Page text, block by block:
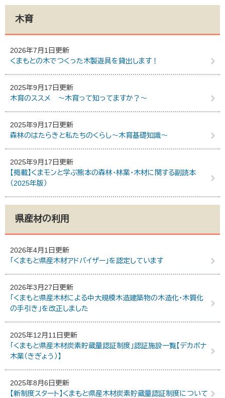
木育
2026年7月1日更新
くまもとの木でつくった木製遊具を貸出します！
2025年9月17日更新
木育のススメ ～木育って知ってますか？～
2025年9月17日更新
森林のはたらきと私たちのくらし～木育基礎知識～
2025年9月17日更新
【掲載】くまモンと学ぶ熊本の森林・林業・木材に関する副読本
（2025年版）
県産材の利用
2026年4月1日更新
「くまもと県産木材アドバイザー」を認定しています
2026年3月27日更新
「くまもと県産木材による中大規模木造建築物の木造化・木質化
の手引き」を改正しました
2025年12月11日更新
「くまもと県産木材炭素貯蔵量認証制度」認証施設一覧【デカボナ
木業（きぎょう）】
2025年8月6日更新
【新制度スタート】くまもと県産木材炭素貯蔵量認証制度について